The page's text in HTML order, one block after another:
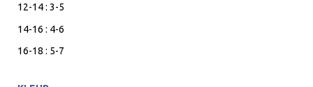
12-14 : 3-5
14-16 : 4-6
16-18 : 5-7